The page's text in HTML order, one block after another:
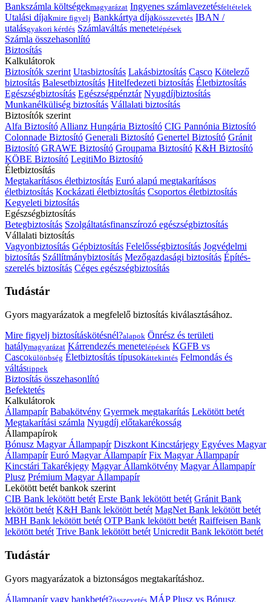
Bankszámla költségekmagyarázat Ingyenes számlavezetésfeltételek
Utalási díjakmire figyelj Bankkártya díjakösszevetés IBAN /
utalásgyakori kérdés Számlaváltás menetelépések
Számla összehasonlító
Biztosítás
Kalkulátorok
Biztosítók szerint Utasbiztosítás Lakásbiztosítás Casco Kötelező
biztosítás Balesetbiztosítás Hitelfedezeti biztosítás Életbiztosítás
Egészségbiztosítás Egészségpénztár Nyugdíjbiztosítás
Munkanélküliség biztosítás Vállalati biztosítás
Biztosítók szerint
Alfa Biztosító Allianz Hungária Biztosító CIG Pannónia Biztosító
Colonnade Biztosító Generali Biztosító Genertel Biztosító Gránit
Biztosító GRAWE Biztosító Groupama Biztosító K&H Biztosító
KÖBE Biztosító LegitiMo Biztosító
Életbiztosítás
Megtakarításos életbiztosítás Euró alapú megtakarításos
életbiztosítás Kockázati életbiztosítás Csoportos életbiztosítás
Kegyeleti biztosítás
Egészségbiztosítás
Betegbiztosítás Szolgáltatásfinanszírozó egészségbiztosítás
Vállalati biztosítás
Vagyonbiztosítás Gépbiztosítás Felelősségbiztosítás Jogvédelmi
biztosítás Szállítmánybiztosítás Mezőgazdasági biztosítás Építés-
szerelés biztosítás Céges egészségbiztosítás
Tudástár
Gyors magyarázatok a megfelelő biztosítás kiválasztásához.
Mire figyelj biztosításkötésnél?alapok Önrész és területi
hatálymagyarázat Kárrendezés menetelépések KGFB vs
Cascokülönbség Életbiztosítás típusokáttekintés Felmondás és
váltástippek
Biztosítás összehasonlító
Befektetés
Kalkulátorok
Állampapír Babakötvény Gyermek megtakarítás Lekötött betét
Megtakarítási számla Nyugdíj előtakarékosság
Állampapírok
Bónusz Magyar Állampapír Diszkont Kincstárjegy Egyéves Magyar
Állampapír Euró Magyar Állampapír Fix Magyar Állampapír
Kincstári Takarékjegy Magyar Államkötvény Magyar Állampapír
Plusz Prémium Magyar Állampapír
Lekötött betét bankok szerint
CIB Bank lekötött betét Erste Bank lekötött betét Gránit Bank
lekötött betét K&H Bank lekötött betét MagNet Bank lekötött betét
MBH Bank lekötött betét OTP Bank lekötött betét Raiffeisen Bank
lekötött betét Trive Bank lekötött betét Unicredit Bank lekötött betét
Tudástár
Gyors magyarázatok a biztonságos megtakarításhoz.
Állampapír vagy bankbetét?összevetés MÁP Plusz vs Bónusz